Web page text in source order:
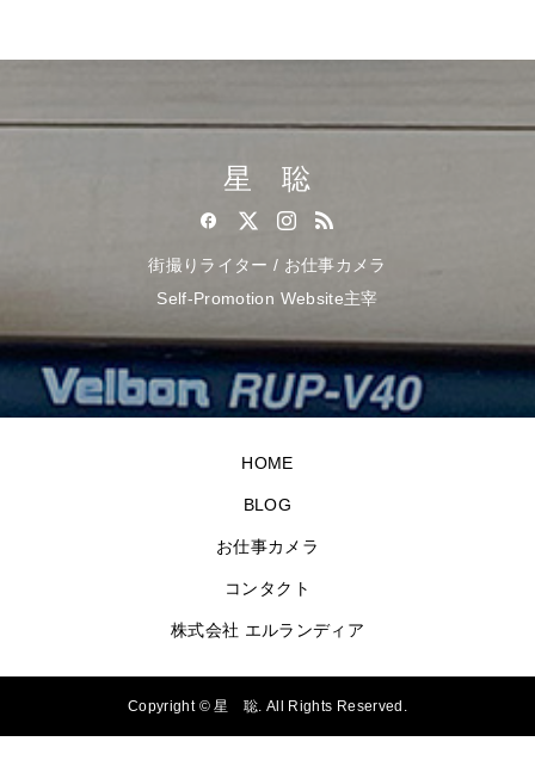
星 聡
街撮りライター / お仕事カメラ
Self-Promotion Website主宰
HOME
BLOG
お仕事カメラ
コンタクト
株式会社 エルランディア
Copyright ©星 聡. All Rights Reserved.